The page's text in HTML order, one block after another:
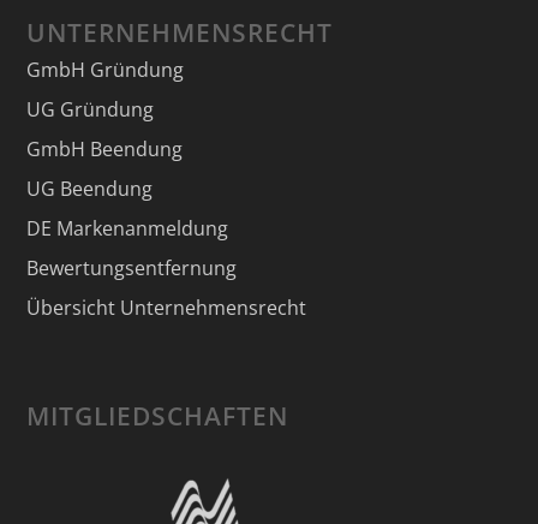
UNTERNEHMENSRECHT
GmbH Gründung
UG Gründung
GmbH Beendung
UG Beendung
DE Markenanmeldung
Bewertungsentfernung
Übersicht Unternehmensrecht
MITGLIEDSCHAFTEN